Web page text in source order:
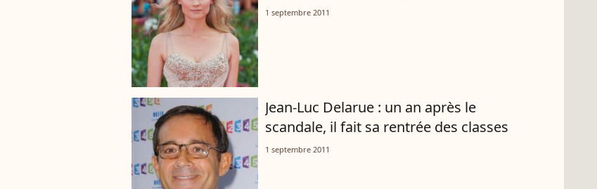
1 septembre 2011
Jean-Luc Delarue : un an après le
scandale, il fait sa rentrée des classes
1 septembre 2011